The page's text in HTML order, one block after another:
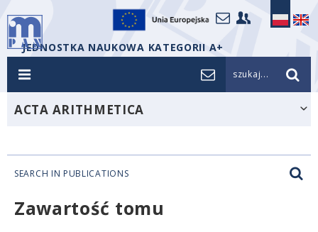
JEDNOSTKA NAUKOWA KATEGORII A+
szukaj...
ACTA ARITHMETICA
SEARCH IN PUBLICATIONS
Zawartość tomu